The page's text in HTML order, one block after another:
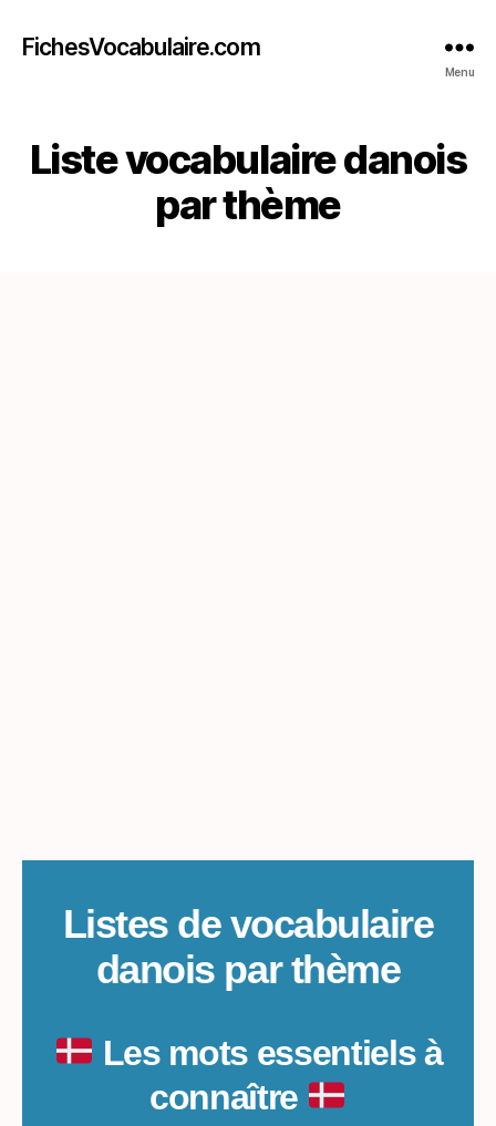
FichesVocabulaire.com
Menu
Liste vocabulaire danois
par thème
Listes de vocabulaire
danois par thème
Les mots essentiels à
connaître